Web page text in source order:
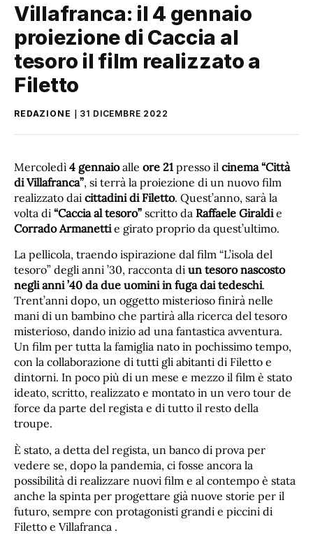
Villafranca: il 4 gennaio
proiezione di Caccia al
tesoro il film realizzato a
Filetto
REDAZIONE 31 DICEMBRE 2022
Mercoledì 4 gennaioalle ore 21 presso il cinema “Città
di Villafranca”, si terrà la proiezione di un nuovo film
realizzato dai cittadini di Filetto. Quest’anno, sarà la
volta di “Caccia al tesoro” scritto da Raffaele Giraldie
Corrado Armanettie girato proprio da quest’ultimo.
La pellicola, traendo ispirazione dal film “L’isola del
tesoro” degli anni ’30, racconta di un tesoro nascosto
negli anni ’40 da due uomini in fuga dai tedeschi.
Trent’anni dopo, un oggetto misterioso finirà nelle
mani di un bambino che partirà alla ricerca del tesoro
misterioso, dando inizio ad una fantastica avventura.
Un film per tutta la famiglia nato in pochissimo tempo,
con la collaborazione di tutti gli abitanti di Filetto e
dintorni. In poco più di un mese e mezzo il film è stato
ideato, scritto, realizzato e montato in un vero tour de
force da parte del regista e di tutto il resto della
troupe.
È stato, a detta del regista, un banco di prova per
vedere se, dopo la pandemia, ci fosse ancora la
possibilità di realizzare nuovi film e al contempo è stata
anche la spinta per progettare già nuove storie per il
futuro, sempre con protagonisti grandi e piccini di
Filetto e Villafranca .